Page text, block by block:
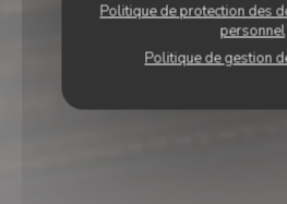
Politique de protection des
personnel
Politique de gestion